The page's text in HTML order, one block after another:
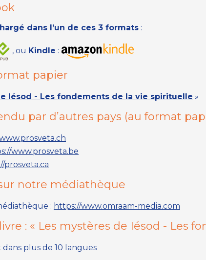
dans l’un de ces 3 formats :
, ou Kindle :
papier
Iésod - Les fondements de la vie spirituelle »
par d’autres pays (au format
www.prosveta.be
prosveta.ca
notre médiathèque
: https://www.omraam-media.com
: « Les mystères de Iésod - Les
plus de 10 langues